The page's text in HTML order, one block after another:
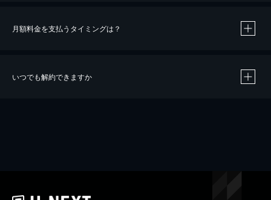
※40％ポイント還元の対象は、クレジットカード決済による作品の購入 / レンタルです。
iOSアプリのUコイン決済による作品の購入 / レンタルは、20％のポイント還元です。
月額料金を支払うタイミングは？
いつでも解約できますか